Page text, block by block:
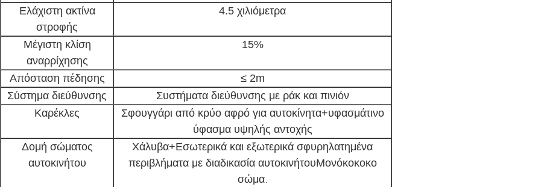
Ελάχιστη ακτίνα
στροφής
4.5 χιλιόμετρα
Μέγιστη κλίση
αναρρίχησης
15%
Απόσταση πέδησης
≤ 2m
Σύστημα διεύθυνσης
Συστήματα διεύθυνσης με ράκ και πινιόν
Καρέκλες
Σφουγγάρι από κρύο αφρό για αυτοκίνητα+υφασμάτινο
ύφασμα υψηλής αντοχής
Δομή σώματος
αυτοκινήτου
Χάλυβα+Εσωτερικά και εξωτερικά σφυρηλατημένα
περιβλήματα με διαδικασία αυτοκινήτουΜονόκοκοκο
σώμα.